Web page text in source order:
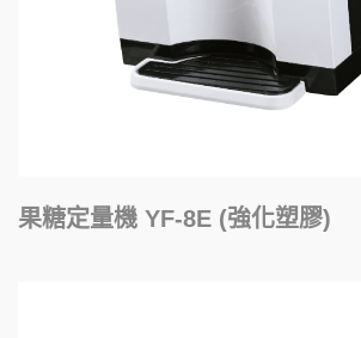
果糖定量機 YF-8E (強化塑膠)